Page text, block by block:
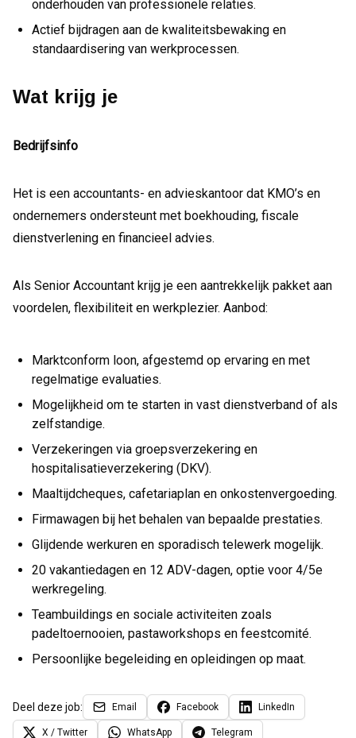
onderhouden van professionele relaties.
Actief bijdragen aan de kwaliteitsbewaking en
standaardisering van werkprocessen.
Wat krijg je
Bedrijfsinfo
Het is een accountants- en advieskantoor dat KMO’s en
ondernemers ondersteunt met boekhouding, fiscale
dienstverlening en financieel advies.
Als Senior Accountant krijg je een aantrekkelijk pakket aan
voordelen, flexibiliteit en werkplezier. Aanbod:
Marktconform loon, afgestemd op ervaring en met
regelmatige evaluaties.
Mogelijkheid om te starten in vast dienstverband of als
zelfstandige.
Verzekeringen via groepsverzekering en
hospitalisatieverzekering (DKV).
Maaltijdcheques, cafetariaplan en onkostenvergoeding.
Firmawagen bij het behalen van bepaalde prestaties.
Glijdende werkuren en sporadisch telewerk mogelijk.
20 vakantiedagen en 12 ADV-dagen, optie voor 4/5e
werkregeling.
Teambuildings en sociale activiteiten zoals
padeltoernooien, pastaworkshops en feestcomité.
Persoonlijke begeleiding en opleidingen op maat.
Deel deze job: Email Facebook LinkedIn
X / Twitter WhatsApp Telegram